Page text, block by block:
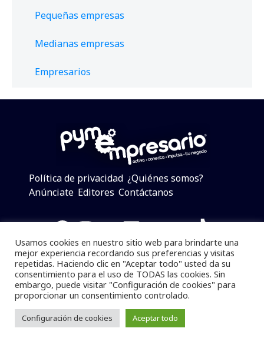
Pequeñas empresas
Medianas empresas
Empresarios
Política de privacidad ¿Quiénes somos?
Anúnciate Editores Contáctanos
Facebook
Instagram
Twitter
LinkedIn
Telegram
YouTube
TikTok
Pymempresario © 2025 Todos los derechos reservados.
Se prohibe el uso de la información total o parcial sin
dar referencia a la fuente.
Desarrollado poryalla ya!
Usamos cookies en nuestro sitio web para brindarte una
mejor experiencia recordando sus preferencias y visitas
repetidas. Haciendo clic en "Aceptar todo" usted da su
consentimiento para el uso de TODAS las cookies. Sin
embargo, puede visitar "Configuración de cookies" para
proporcionar un consentimiento controlado.
Configuración de cookies Aceptar todo